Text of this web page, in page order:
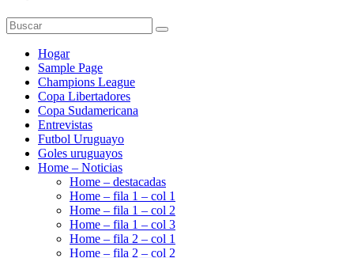
Hogar
Sample Page
Champions League
Copa Libertadores
Copa Sudamericana
Entrevistas
Futbol Uruguayo
Goles uruguayos
Home – Noticias
Home – destacadas
Home – fila 1 – col 1
Home – fila 1 – col 2
Home – fila 1 – col 3
Home – fila 2 – col 1
Home – fila 2 – col 2